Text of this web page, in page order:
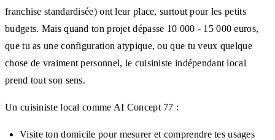
franchise standardisée) ont leur place, surtout pour les petits
budgets. Mais quand ton projet dépasse 10 000 - 15 000 euros,
que tu as une configuration atypique, ou que tu veux quelque
chose de vraiment personnel, le cuisiniste indépendant local
prend tout son sens.
Un cuisiniste local comme AI Concept 77 :
Visite ton domicile pour mesurer et comprendre tes usages